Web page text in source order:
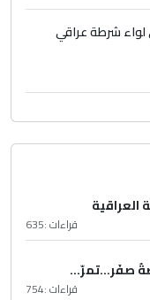
شرطة عراقي
العراقية
قراءات :635
صفَر…تمرّ...
قراءات :754